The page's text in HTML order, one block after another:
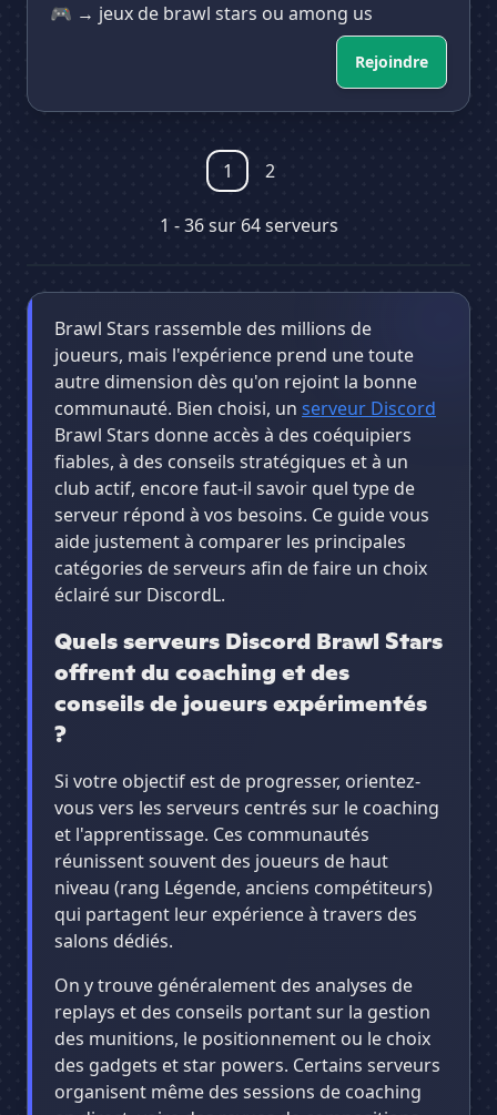
🎮 → jeux de brawl stars ou among us
Rejoindre
1 2
1 - 36 sur 64 serveurs
Brawl Stars rassemble des millions de
joueurs, mais l'expérience prend une toute
autre dimension dès qu'on rejoint la bonne
communauté. Bien choisi, un serveur Discord
Brawl Stars donne accès à des coéquipiers
fiables, à des conseils stratégiques et à un
club actif, encore faut-il savoir quel type de
serveur répond à vos besoins. Ce guide vous
aide justement à comparer les principales
catégories de serveurs afin de faire un choix
éclairé sur DiscordL.
Quels serveurs Discord Brawl Stars
offrent du coaching et des
conseils de joueurs expérimentés
?
Si votre objectif est de progresser, orientez-
vous vers les serveurs centrés sur le coaching
et l'apprentissage. Ces communautés
réunissent souvent des joueurs de haut
niveau (rang Légende, anciens compétiteurs)
qui partagent leur expérience à travers des
salons dédiés.
On y trouve généralement des analyses de
replays et des conseils portant sur la gestion
des munitions, le positionnement ou le choix
des gadgets et star powers. Certains serveurs
organisent même des sessions de coaching